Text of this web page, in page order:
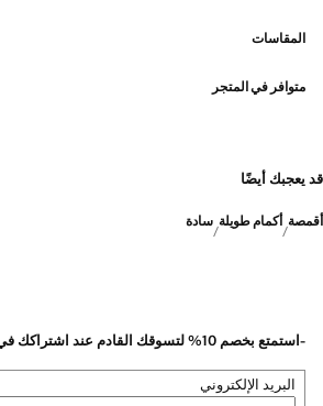
المقاسات
متوافر في المتجر
قد يعجبك أيضًا
أقمصة أكمام طويلة سادة
-استمتع بخصم 10% لتسوقك القادم عند اشتراكك في نشرتنا الاخبارية
البريد الإلكتروني